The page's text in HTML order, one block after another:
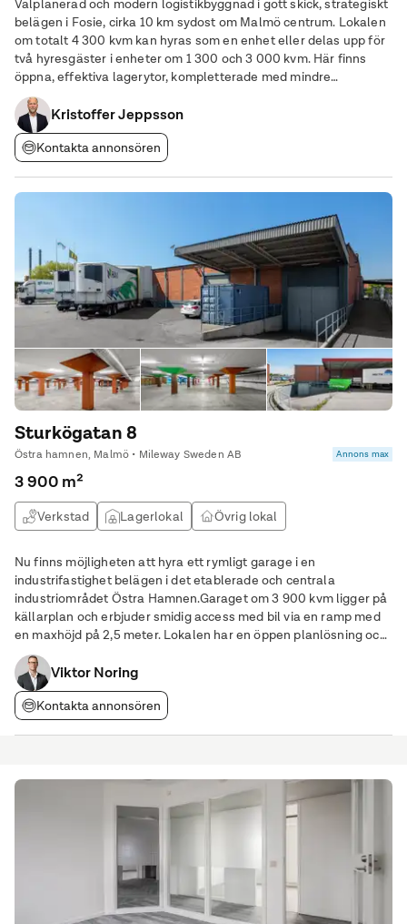
Välplanerad och modern logistikbyggnad i gott skick, strategiskt
belägen i Fosie, cirka 10 km sydost om Malmö centrum. Lokalen
om totalt 4 300 kvm kan hyras som en enhet eller delas upp för
två hyresgäster i enheter om 1 300 och 3 000 kvm. Här finns
öppna, effektiva lagerytor, kompletterade med mindre
lagerkontor och personalutrymmen. Höjdpunkter i lokalen: •
Takhöjd: 8 meter, idealiskt för
Kristoffer Jeppsson
Kontakta annonsören
Sturkögatan 8
Östra hamnen, Malmö • Mileway Sweden AB Annons max
3 900 m²
Verkstad Lagerlokal Övrig lokal
Nu finns möjligheten att hyra ett rymligt garage i en
industrifastighet belägen i det etablerade och centrala
industriområdet Östra Hamnen.Garaget om 3 900 kvm ligger på
källarplan och erbjuder smidig access med bil via en ramp med
en maxhöjd på 2,5 meter. Lokalen har en öppen planlösning och
är utrustad med bekvämligheter som pausrum, omklädningsrum
och WC, vilket gör den idealisk för en rad
Viktor Noring
Kontakta annonsören